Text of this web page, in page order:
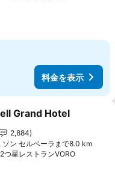
料金を表示
入りに追加
Grand Hotel
2,884
ソン セルベーラまで8.0 km
つ星レストランVORO